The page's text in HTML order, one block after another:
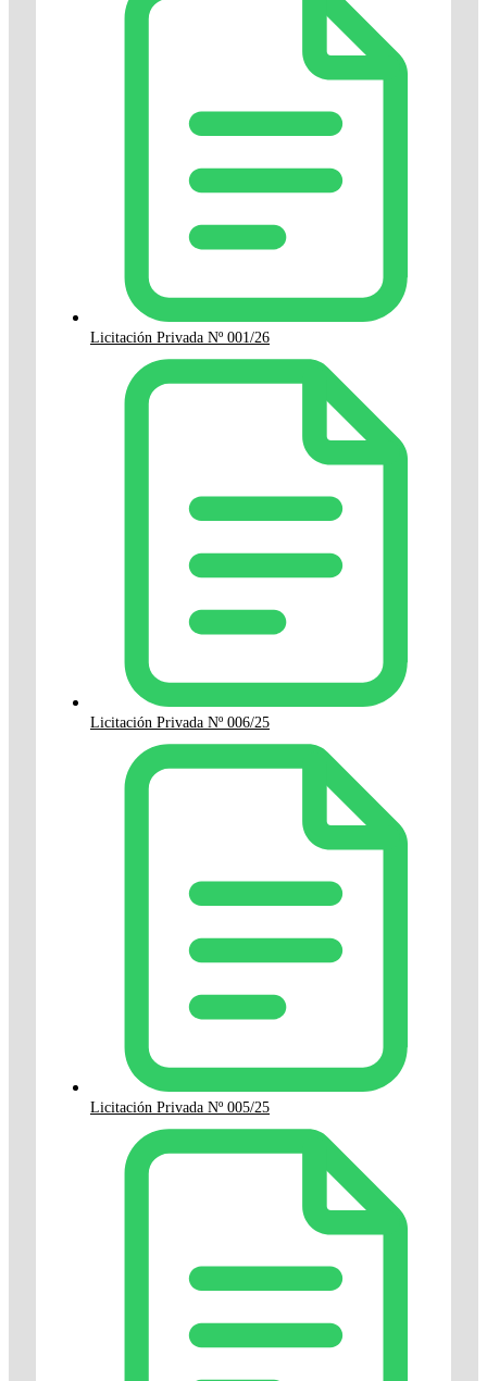
Licitación Privada Nº 001/26
Licitación Privada Nº 006/25
Licitación Privada Nº 005/25